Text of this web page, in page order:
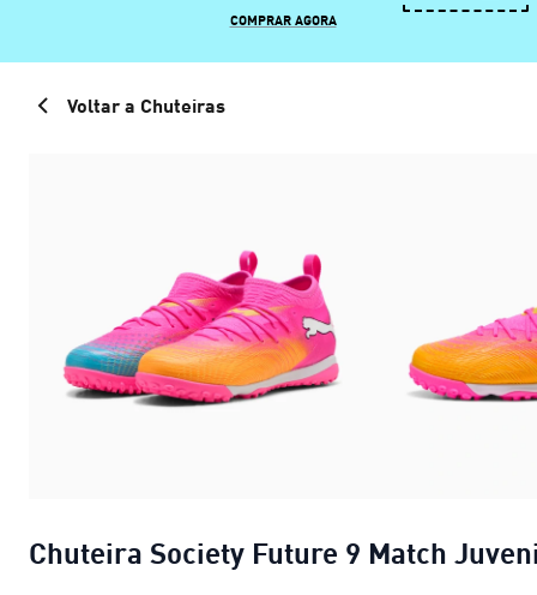
COMPRAR AGORA
Voltar a Chuteiras
Chuteira Society Future 9 Match